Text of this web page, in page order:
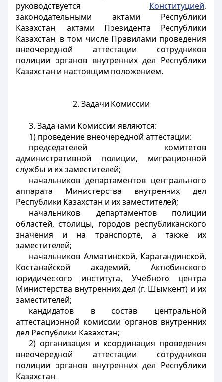
руководствуется Конституцией,
законодательными актами Республики
Казахстан, актами Президента Республики
Казахстан, в том числе Правилами проведения
внеочередной аттестации сотрудников
полиции органов внутренних дел Республики
Казахстан и настоящим положением.
2. Задачи Комиссии
3. Задачами Комиссии являются:
1) проведение внеочередной аттестации:
председателей комитетов
административной полиции, миграционной
службы и их заместителей;
начальников департаментов центрального
аппарата Министерства внутренних дел
Республики Казахстан и их заместителей;
начальников департаментов полиции
областей, столицы, городов республиканского
значения и на транспорте, а также их
заместителей;
начальников Алматинской, Карагандинской,
Костанайской академий, Актюбинского
юридического института, Учебного центра
Министерства внутренних дел (г. Шымкент) и их
заместителей;
кандидатов в состав центральной
аттестационной комиссии органов внутренних
дел Республики Казахстан;
2) организация и координация проведения
внеочередной аттестации сотрудников
полиции органов внутренних дел Республики
Казахстан.